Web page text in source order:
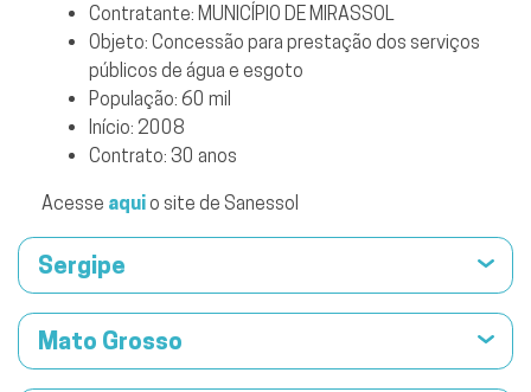
Contratante: MUNICÍPIO DE MIRASSOL
Objeto: Concessão para prestação dos serviços
públicos de água e esgoto
População: 60 mil
Início: 2008
Contrato: 30 anos
Acesse aquio site de Sanessol
Sergipe
Mato Grosso